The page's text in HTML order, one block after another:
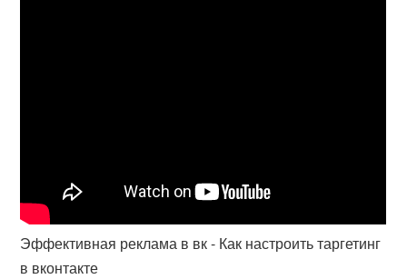
Эффективная реклама в вк - Как настроить таргетинг
в вконтакте